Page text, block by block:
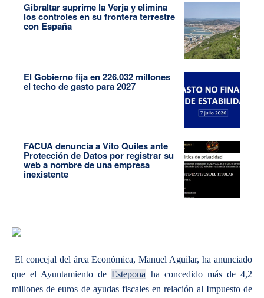
Gibraltar suprime la Verja y elimina
los controles en su frontera terrestre
con España
El Gobierno fija en 226.032 millones
el techo de gasto para 2027
FACUA denuncia a Vito Quiles ante
Protección de Datos por registrar su
web a nombre de una empresa
inexistente
El concejal del área Económica, Manuel Aguilar, ha anunciado
que el Ayuntamiento deEstepona ha concedido más de 4,2
millones de euros de ayudas fiscales en relación al Impuesto de